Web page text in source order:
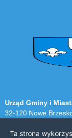
Urząd Gminy i
32-120 Nowe
Ta strona